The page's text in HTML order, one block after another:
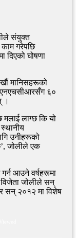
संयुक्त
काम गरेपछि
दिएको घोषणा
मानिसहरूको
६०
।
मलाई लाग्छ कि यो
उनीहरूको
जोलीले एक
आउने वर्षहरूमा
जोलीले सन्
सन् २०१२ मा विशेष